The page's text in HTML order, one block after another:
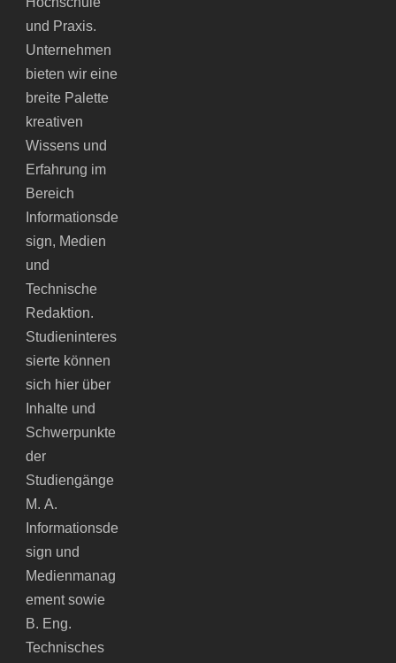
und Praxis.
Unternehmen
bieten wir eine
breite Palette
kreativen
Wissens und
Erfahrung im
Bereich
Informationsde
sign, Medien
und
Technische
Redaktion.
Studieninteres
sierte können
sich hier über
Inhalte und
Schwerpunkte
der
Studiengänge
M. A.
Informationsde
sign und
Medienmanag
ement sowie
B. Eng.
Technisches